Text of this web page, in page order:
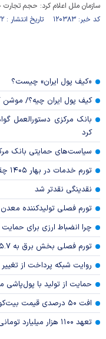
سازمان ملل اعلام کرد: حجم تجارت جهانی
کد خبر: ۱۲۰۳۸۳ تاریخ انتشار : ۱۳۹۹/۰۹/۲۲
«کیف پول ایران» چیست؟
کیف پول ایران چیه؟/ موشن
بانک مرکزی دستورالعمل
کرد
سیاست‌های حمایتی بانک
تورم خدمات در بهار ۱۴۰۵ چقدر شد؟
نقدینگی نقدتر شد
تورم فصلی تولیدکننده
چرا انضباط ارزی برای
تورم فصلی بخش برق به ۶۵.۷ درصد رسید
روایت شبکه پرداخت از
حمایت از تولید با
افت ۵۰ درصدی قیمت بیت‌کوین؛ فرصت خرید یا آغاز دوره نزولی؟
تعهد ۱۱۰۰ هزار میلیارد تومانی دولت برای تامین کالابرگ